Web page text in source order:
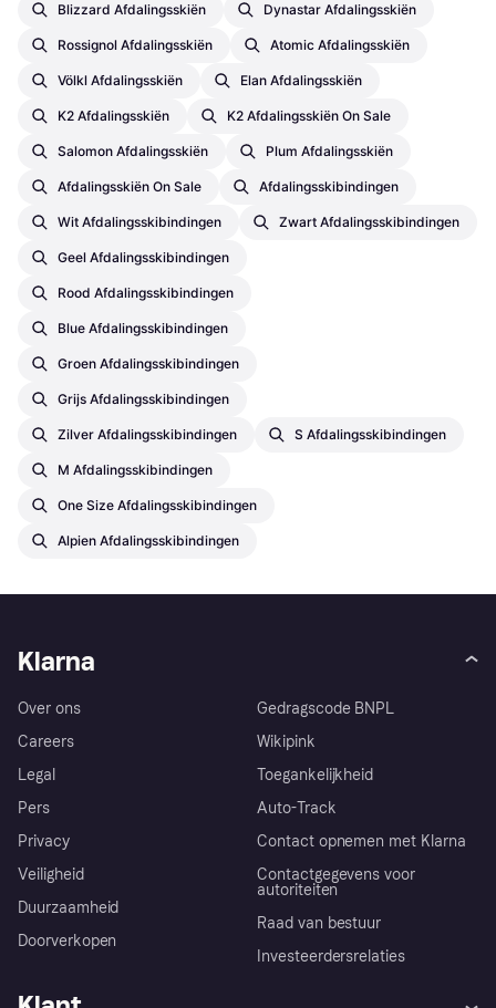
Blizzard Afdalingsskiën Dynastar Afdalingsskiën
Rossignol Afdalingsskiën Atomic Afdalingsskiën
Völkl Afdalingsskiën Elan Afdalingsskiën
K2 Afdalingsskiën K2 Afdalingsskiën On Sale
Salomon Afdalingsskiën Plum Afdalingsskiën
Afdalingsskiën On Sale Afdalingsskibindingen
Wit Afdalingsskibindingen Zwart Afdalingsskibindingen
Geel Afdalingsskibindingen
Rood Afdalingsskibindingen
Blue Afdalingsskibindingen
Groen Afdalingsskibindingen
Grijs Afdalingsskibindingen
Zilver Afdalingsskibindingen S Afdalingsskibindingen
M Afdalingsskibindingen
One Size Afdalingsskibindingen
Alpien Afdalingsskibindingen
Klarna
Over ons
Careers
Legal
Pers
Privacy
Veiligheid
Duurzaamheid
Doorverkopen
Gedragscode BNPL
Wikipink
Toegankelijkheid
Auto-Track
Contact opnemen met Klarna
Contactgegevens voor
autoriteiten
Raad van bestuur
Investeerdersrelaties